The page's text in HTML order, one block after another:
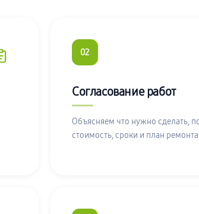
02
Согласование работ
Объясняем что нужно сделать,
стоимость, сроки и план